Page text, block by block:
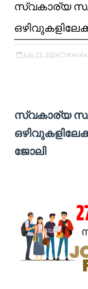
സ്വകാര്യ
July 23, 2024 Kerala
സ്വകാര്യ
ജോലി